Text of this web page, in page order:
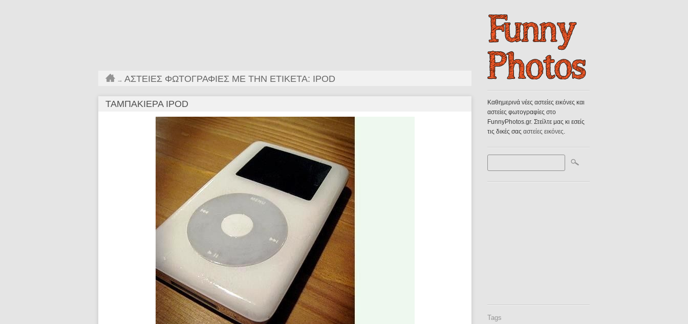
Καθημερινά νέες αστείες εικόνες και
αστείες φωτογραφίες στο
FunnyPhotos.gr. Στείλτε μας κι εσείς
τις δικές σας αστείες εικόνες.
Tags
→ ΑΣΤΕΊΕΣ ΦΩΤΟΓΡΑΦΊΕΣ ΜΕ ΤΗΝ ΕΤΙΚΈΤΑ: IPOD
ΤΑΜΠΑΚΙΈΡΑ IPOD